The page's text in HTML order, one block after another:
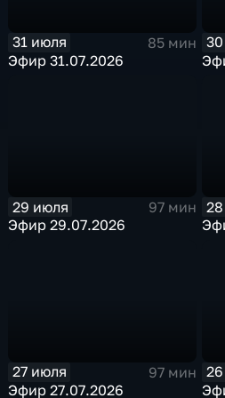
31 июля
85 мин
Эфир 31.07.2026
29 июля
97 мин
Эфир 29.07.2026
27 июля
97 мин
Эфир 27.07.2026